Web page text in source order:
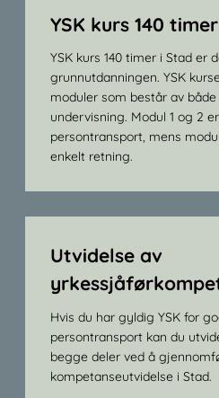
YSK kurs 140
YSK kurs 140 timer i Stad er
grunnutdanningen. YSK
moduler som består av
undervisning. Modul 1 og 2
persontransport, mens
enkelt retning.
Utvidelse av
Hvis du har gyldig YSK for
persontransport kan du
begge deler ved å
kompetanseutvidelse i Stad.